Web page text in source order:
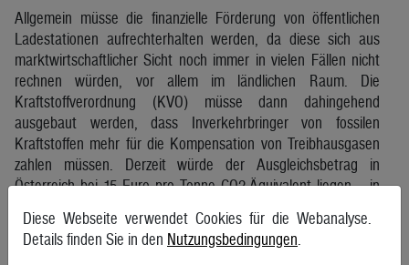
Allgemein müsse die finanzielle Förderung von öffentlichen
Ladestationen aufrechterhalten werden, da diese sich aus
marktwirtschaftlicher Sicht noch immer in vielen Fällen nicht
rechnen würden, vor allem im ländlichen Raum. Die
Kraftstoffverordnung (KVO) müsse dann dahingehend
ausgebaut werden, dass Inverkehrbringer von fossilen
Kraftstoffen mehr für die Kompensation von Treibhausgasen
zahlen müssen. Derzeit würde der Ausgleichsbetrag in
Österreich bei 15 Euro pro Tonne CO2-Äquivalent liegen – in
an.
Diese Webseite verwendet Cookies für die Webanalyse.
Details finden Sie in den Nutzungsbedingungen.